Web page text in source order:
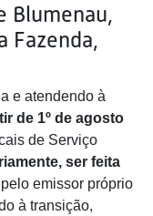
Blumenau,
Fazenda,
e atendendo à
de 1º de agosto
de Serviço
ser feita
emissor próprio
à transição,